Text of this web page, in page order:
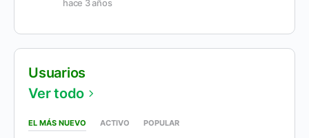
hace 3 años
Usuarios
Ver todo
EL MÁS NUEVO ACTIVO POPULAR